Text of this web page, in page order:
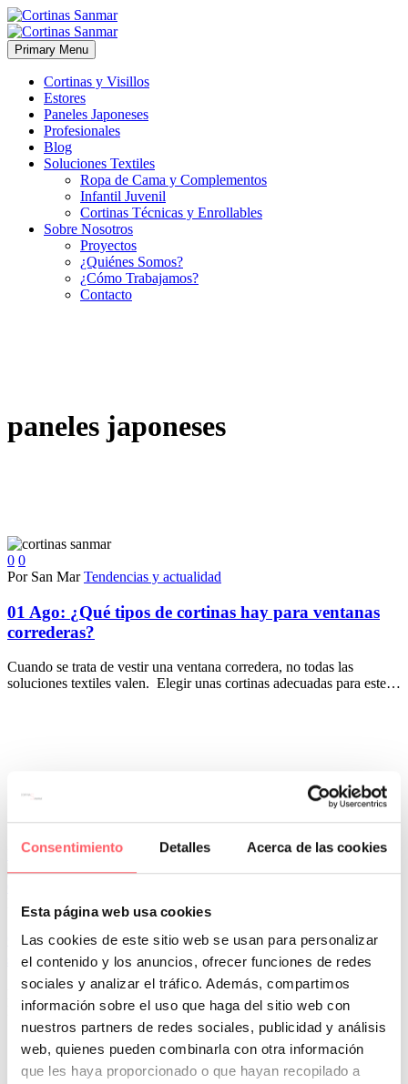
Consentimiento Detalles Acerca de las cookies
Esta página web usa cookies
Las cookies de este sitio web se usan para personalizar
el contenido y los anuncios, ofrecer funciones de redes
sociales y analizar el tráfico. Además, compartimos
información sobre el uso que haga del sitio web con
nuestros partners de redes sociales, publicidad y análisis
web, quienes pueden combinarla con otra información
que les haya proporcionado o que hayan recopilado a
Primary Menu
Cortinas y Visillos
Estores
Paneles Japoneses
Profesionales
Blog
Soluciones Textiles
Ropa de Cama y Complementos
Infantil Juvenil
Cortinas Técnicas y Enrollables
Sobre Nosotros
Proyectos
¿Quiénes Somos?
¿Cómo Trabajamos?
Contacto
paneles japoneses
0 0
Por San Mar Tendencias y actualidad
01 Ago: ¿Qué tipos de cortinas hay para ventanas
correderas?
Cuando se trata de vestir una ventana corredera, no todas las
soluciones textiles valen. Elegir unas cortinas adecuadas para este…
Leer Más
Por San Mar
Tendencias y actualidad
07 Feb:5 ejemplos de cortinas perfectas para tu
salón
El salón de tu hogar es mucho más que un espacio funcional; es el
lugar donde compartes momentos con tus…